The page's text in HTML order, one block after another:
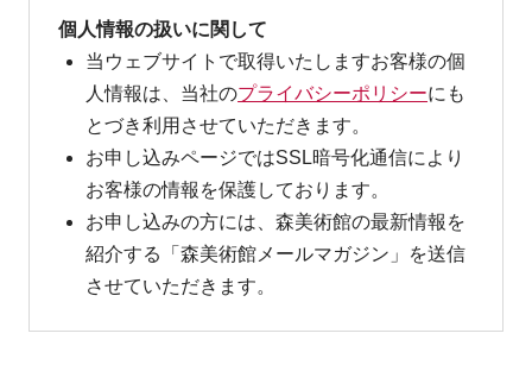
個人情報の扱いに関して
当ウェブサイトで取得いたしますお客様の個
人情報は、当社のプライバシーポリシーにも
とづき利用させていただきます。
お申し込みページではSSL暗号化通信により
お客様の情報を保護しております。
お申し込みの方には、森美術館の最新情報を
紹介する「森美術館メールマガジン」を送信
させていただきます。